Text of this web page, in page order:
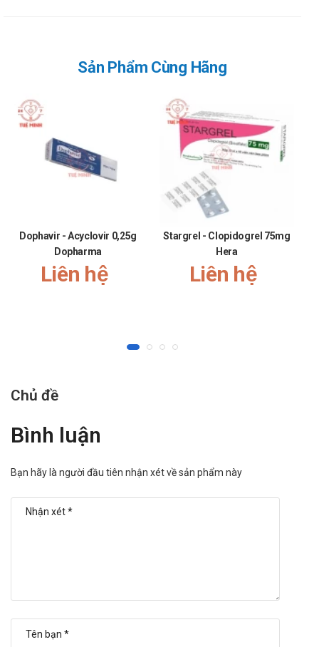
Sản Phẩm Cùng Hãng
Dophavir - Acyclovir 0,25g
Dopharma
Liên hệ
Stargrel - Clopidogrel 75mg
Hera
Liên hệ
Chủ đề
Bình luận
Bạn hãy là người đầu tiên nhận xét về sản phẩm này